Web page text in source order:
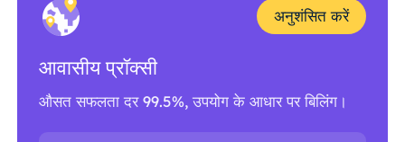
अनुशंसित करें
आवासीय प्रॉक्सी
औसत सफलता दर 99.5%, उपयोग के आधार पर बिलिंग।